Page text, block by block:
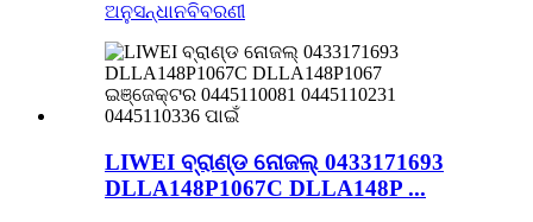
ଅନୁସନ୍ଧାନବିବରଣୀ
LIWEI ବ୍ରାଣ୍ଡ ନୋଜଲ୍ 0433171693
DLLA148P1067C DLLA148P ...